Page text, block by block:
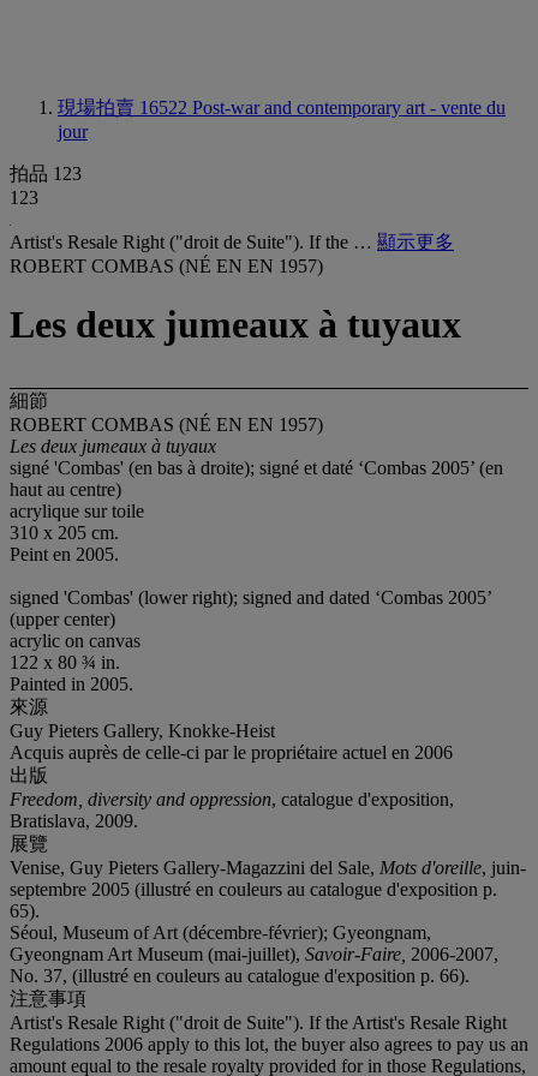
現場拍賣 16522 Post-war and contemporary art - vente du
jour
拍品 123
123
Artist's Resale Right ("droit de Suite"). If the … 顯示更多
ROBERT COMBAS (NÉ EN EN 1957)
Les deux jumeaux à tuyaux
細節
ROBERT COMBAS (NÉ EN EN 1957)
Les deux jumeaux à tuyaux
signé 'Combas' (en bas à droite); signé et daté ‘Combas 2005’ (en
haut au centre)
acrylique sur toile
310 x 205 cm.
Peint en 2005.
signed 'Combas' (lower right); signed and dated ‘Combas 2005’
(upper center)
acrylic on canvas
122 x 80 ¾ in.
Painted in 2005.
來源
Guy Pieters Gallery, Knokke-Heist
Acquis auprès de celle-ci par le propriétaire actuel en 2006
出版
Freedom, diversity and oppression, catalogue d'exposition,
Bratislava, 2009.
展覽
Venise, Guy Pieters Gallery-Magazzini del Sale, Mots d'oreille, juin-
septembre 2005 (illustré en couleurs au catalogue d'exposition p.
65).
Séoul, Museum of Art (décembre-février); Gyeongnam,
Gyeongnam Art Museum (mai-juillet), Savoir-Faire, 2006-2007,
No. 37, (illustré en couleurs au catalogue d'exposition p. 66).
注意事項
Artist's Resale Right ("droit de Suite"). If the Artist's Resale Right
Regulations 2006 apply to this lot, the buyer also agrees to pay us an
amount equal to the resale royalty provided for in those Regulations,